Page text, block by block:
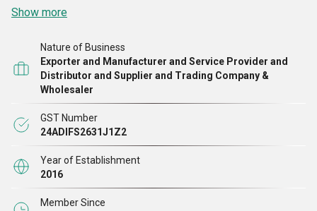
पार्टी, कैज़ुअल या फॉर्मल वियर के आधार पर डिज़ाइन परिधान से परिधान में
Show more
Nature of Business
Exporter and Manufacturer and Service Provider and
Distributor and Supplier and Trading Company &
Wholesaler
GST Number
24ADIFS2631J1Z2
Year of Establishment
2016
Member Since